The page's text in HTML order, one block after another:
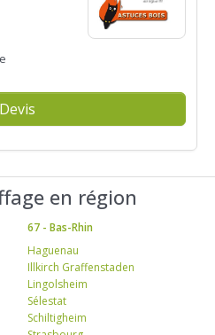
Devis
en région
67 - Bas-Rhin
Haguenau
Illkirch Graffenstaden
Lingolsheim
Sélestat
Schiltigheim